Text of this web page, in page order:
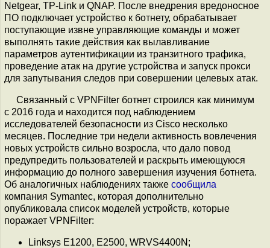
Netgear, TP-Link и QNAP. После внедрения вредоносное
ПО подключает устройство к ботнету, обрабатывает
поступающие извне управляющие команды и может
выполнять такие действия как вылавливание
параметров аутентификации из транзитного трафика,
проведение атак на другие устройства и запуск прокси
для запутывания следов при совершении целевых атак.
Связанный с VPNFilter ботнет строился как минимум
с 2016 года и находится под наблюдением
исследователей безопасности из Cisco несколько
месяцев. Последние три недели активность вовлечения
новых устройств сильно возросла, что дало повод
предупредить пользователей и раскрыть имеющуюся
информацию до полного завершения изучения ботнета.
Об аналогичных наблюдениях также сообщила
компания Symantec, которая дополнительно
опубликовала список моделей устройств, которые
поражает VPNFilter:
Linksys E1200, E2500, WRVS4400N;